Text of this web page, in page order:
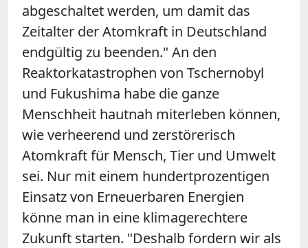
abgeschaltet werden, um damit das
Zeitalter der Atomkraft in Deutschland
endgültig zu beenden." An den
Reaktorkatastrophen von Tschernobyl
und Fukushima habe die ganze
Menschheit hautnah miterleben können,
wie verheerend und zerstörerisch
Atomkraft für Mensch, Tier und Umwelt
sei. Nur mit einem hundertprozentigen
Einsatz von Erneuerbaren Energien
könne man in eine klimagerechtere
Zukunft starten. "Deshalb fordern wir als